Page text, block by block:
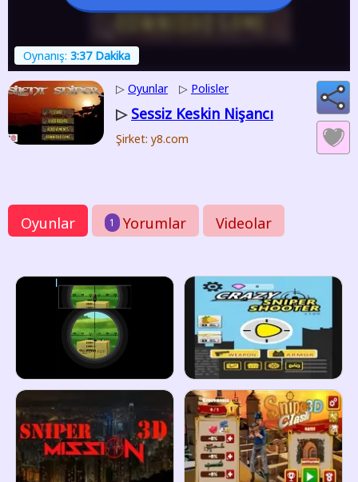
Oynanış: 3:37 Dakika
▷ Oyunlar ▷ Polisler
▷ Sessiz Keskin Nişancı
Şirket: y8.com
Oyunlar 1 Yorumlar Videolar